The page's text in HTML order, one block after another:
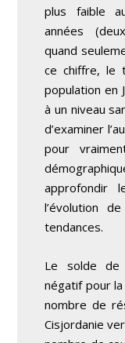
plus faible
années
quand
ce chiffre, le
population en
à un niveau
d’examiner
pour
approfondir
l’évolution
tendances.
Le solde de
négatif pour
nombre de
Cisjordanie